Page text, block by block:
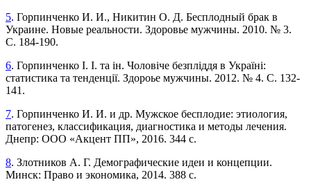
5. Горпинченко И. И., Никитин О. Д. Бес­плодный брак в
Украине. Новые реальности. Здоровье мужчины. 2010. № 3.
С. 184-190.
6. Горпинченко І. І. та ін. Чоловіче безпліддя в Україні:
статистика та тенденції. Здороье мужчины. 2012. № 4. С. 132-
141.
7. Горпинченко И. И. и др. Мужское бесплодие: этиология,
патогенез, классификация, диагностика и методы лечения.
Днепр: ООО «Акцент ПП», 2016. 344 с.
8. Злотников А. Г. Демографические идеи и концепции.
Минск: Право и экономика, 2014. 388 с.